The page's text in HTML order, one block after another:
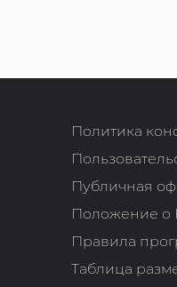
Политика
Публичная
Положение о
Правила
Таблица